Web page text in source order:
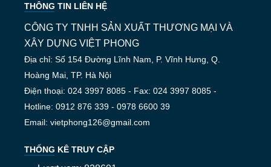
THÔNG TIN LIÊN HỆ
CÔNG TY TNHH SẢN XUẤT THƯƠNG MẠI VÀ
XÂY DỰNG VIỆT PHONG
Địa chỉ: Số 154 Đường Lĩnh Nam, P. Vĩnh Hưng, Q.
Hoàng Mai, TP. Hà Nội
Điện thoại: 024 3997 8085 - Fax: 024 3997 8085 -
Hotline: 0912 876 339 - 0978 6600 39
Email: vietphong126@gmail.com
THỐNG KÊ TRUY CẬP